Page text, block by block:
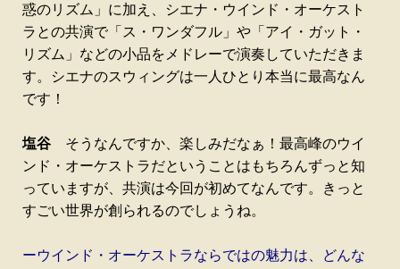
惑のリズム」に加え、シエナ・ウインド・オーケスト
ラとの共演で「ス・ワンダフル」や「アイ・ガット・
リズム」などの小品をメドレーで演奏していただきま
す。シエナのスウィングは一人ひとり本当に最高なん
です！
塩谷 そうなんですか、楽しみだなぁ！最高峰のウイ
ンド・オーケストラだということはもちろんずっと知
っていますが、共演は今回が初めてなんです。きっと
すごい世界が創られるのでしょうね。
ーウインド・オーケストラならではの魅力は、どんな